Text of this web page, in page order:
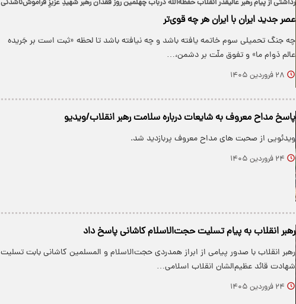
رداشتی از پیام رهبر عالیقدر انقلاب حفظه‌الله درباب چهلمین روز فقدان رهبر شهیدِ عزیزِ فراموش‌ناشدنی
عصر جدید ایران با ایران هر چه قوی‌تر
چه جنگ تحمیلی سوم خاتمه یافته باشد و چه نیافته باشد تا لحظه «ثبت است بر جَریده
عالم دَوام ما» و تفوق ملّت بر دشمن،…
۲۸ فروردین ۱۴۰۵
پاسخ مداح معروف به شایعات درباره سلامت رهبر انقلاب/ویدیو
ویدئویی از صحبت های مداح معروف پربازدید شد.
۲۴ فروردین ۱۴۰۵
رهبر انقلاب به پیام تسلیت حجت‌الاسلام کاشانی پاسخ داد
رهبر انقلاب با صدور پیامی از ابراز همدردی حجت‌الاسلام و المسلمین کاشانی بابت تسلیت
شهادت قائد عظیم‌الشان انقلاب اسلامی…
۲۴ فروردین ۱۴۰۵